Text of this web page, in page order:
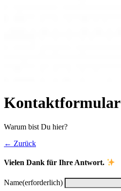
Kontaktformular
Warum bist Du hier?
← Zurück
Vielen Dank für Ihre Antwort.
Name(erforderlich)